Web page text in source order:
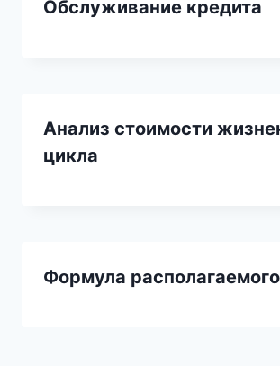
Обслуживание кредита
Анализ стоимости
цикла
Формула